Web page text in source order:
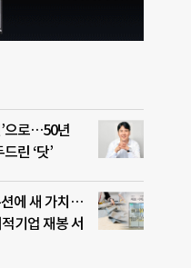
’으로…50년
린 ‘닷’
에 새 가치…
기업 재봉 서